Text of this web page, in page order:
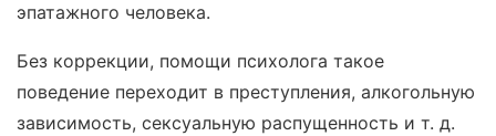
эпатажного человека.
Без коррекции, помощи психолога такое
поведение переходит в преступления, алкогольную
зависимость, сексуальную распущенность и т. д.